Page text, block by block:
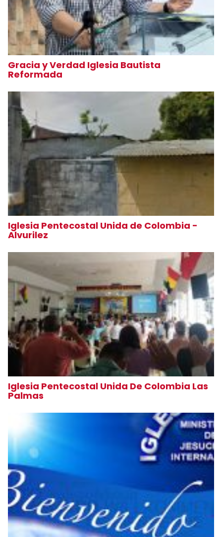
Gracia y Verdad Iglesia Bautista
Reformada
Iglesia Pentecostal Unida de Colombia -
Alvurilez
Iglesia Pentecostal Unida De Colombia Las
Palmas